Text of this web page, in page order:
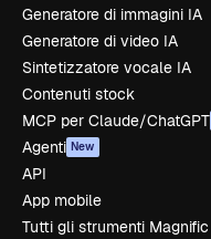
Generatore di immagini IA
Generatore di video IA
Sintetizzatore vocale IA
Contenuti stock
MCP per Claude/ChatGPT
Agenti New
API
App mobile
Tutti gli strumenti Magnific